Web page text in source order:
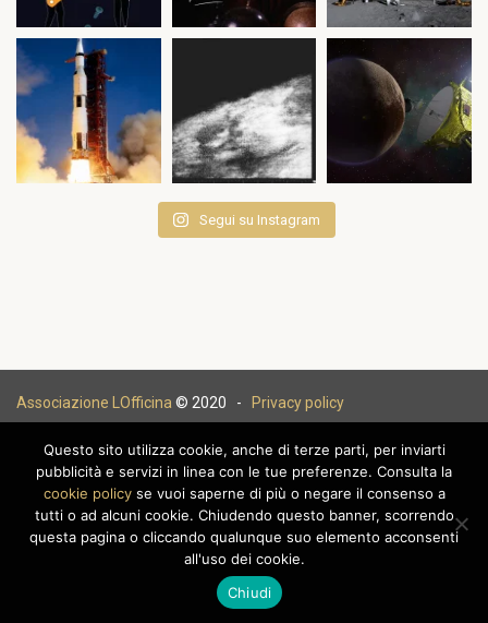
Segui su Instagram
Associazione LOfficina © 2020 - Privacy policy
Questo sito utilizza cookie, anche di terze parti, per inviarti
pubblicità e servizi in linea con le tue preferenze. Consulta la
cookie policyse vuoi saperne di più o negare il consenso a
tutti o ad alcuni cookie. Chiudendo questo banner, scorrendo
questa pagina o cliccando qualunque suo elemento acconsenti
all'uso dei cookie.
Chiudi